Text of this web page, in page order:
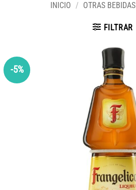
INICIO / OTRAS BEBIDAS
FILTRAR
-5%